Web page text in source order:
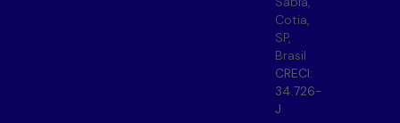
Cotia,
SP,
Brasil
CRECI:
34.726-
J